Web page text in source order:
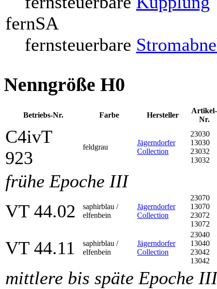
fernSA
fernsteuerbare
Nenngröße H0
Betriebs-Nr. Farbe Her­steller
Artikel-
Nr.
C4ivT
923
feldgrau
Jägerndorfer
Collection
23030
13030
23032
13032
frühe Epoche III
VT 44.02
saphirblau /
elfenbein
Jägerndorfer
Collection
23070
13070
23072
13072
VT 44.11
saphirblau /
elfenbein
Jägerndorfer
Collection
23040
13040
23042
13042
mittlere bis späte Epoche III